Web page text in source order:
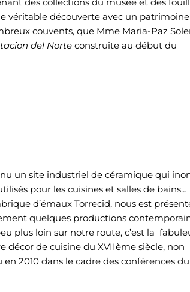
véritable découverte avec un patrimoine
couvents, que Mme Maria-Paz
del Norte construite au début du
un site industriel de céramique qui
pour les cuisines et salles de bains…
d’émaux Torrecid, nous est
quelques productions
plus loin sur notre route, c’est la
décor de cuisine du XVIIème siècle, non
2010 dans le cadre des conférences du